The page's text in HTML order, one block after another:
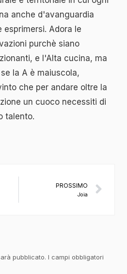
anche d'avanguardia
esprimersi. Adora le
purchè siano
e l'Alta cucina, ma
la A è maiuscola,
che per andare oltre la
un cuoco necessiti di
talento.
PROSSIMO
Joia
pubblicato. I campi obbligatori